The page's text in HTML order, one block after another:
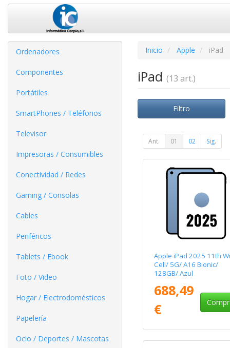
Ordenadores
Componentes
Portátiles
SmartPhones / Teléfonos
Televisor
Impresoras / Consumibles
Conectividad / Redes
Gaming / Consolas
Cables
Periféricos
Tablets / Ebook
Foto / Video
Hogar / Electrodomésticos
Papelería
Ocio / Deportes / Mascotas
Inicio Apple iPad
iPad (13 art.)
Filtro
Ant. 01 02 Sig.
Apple iPad 2025 11th
Cell/ 5G/ A16 Bionic/
128GB/ Azul
688,49
€